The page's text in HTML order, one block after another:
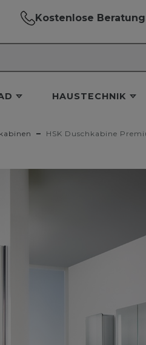
Kostenlose
HAUSTECHNIK
HSK Duschkabine